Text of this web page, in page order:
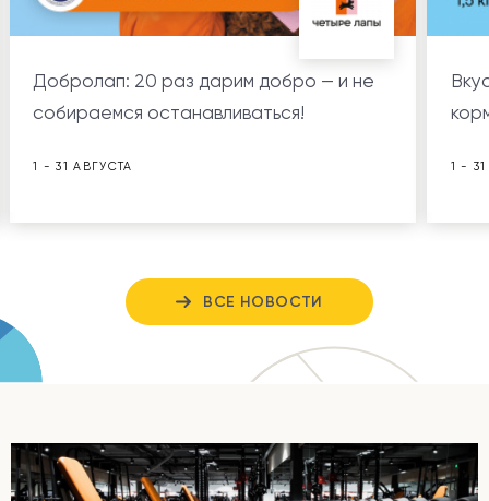
Добролап: 20 раз дарим добро — и не
собираемся останавливаться!
1 - 31 АВГУСТА 1 -
ВСЕ НОВОСТИ